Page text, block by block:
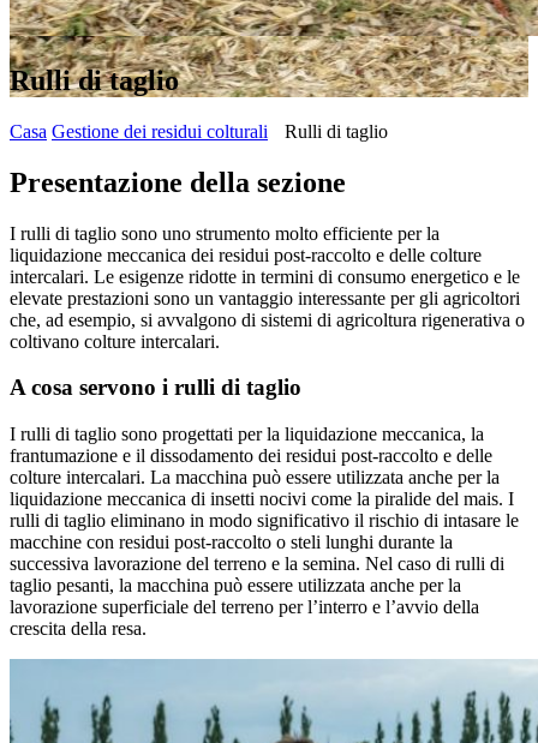
Rulli di taglio
Casa Gestione dei residui colturali Rulli di taglio
Presentazione della sezione
I rulli di taglio sono uno strumento molto efficiente per la
liquidazione meccanica dei residui post-raccolto e delle colture
intercalari. Le esigenze ridotte in termini di consumo energetico e le
elevate prestazioni sono un vantaggio interessante per gli agricoltori
che, ad esempio, si avvalgono di sistemi di agricoltura rigenerativa o
coltivano colture intercalari.
A cosa servono i rulli di taglio
I rulli di taglio sono progettati per la liquidazione meccanica, la
frantumazione e il dissodamento dei residui post-raccolto e delle
colture intercalari. La macchina può essere utilizzata anche per la
liquidazione meccanica di insetti nocivi come la piralide del mais. I
rulli di taglio eliminano in modo significativo il rischio di intasare le
macchine con residui post-raccolto o steli lunghi durante la
successiva lavorazione del terreno e la semina. Nel caso di rulli di
taglio pesanti, la macchina può essere utilizzata anche per la
lavorazione superficiale del terreno per l’interro e l’avvio della
crescita della resa.